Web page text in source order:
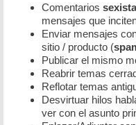
Comentarios
mensajes que
Enviar mensajes
sitio / producto (
Publicar el mismo
Reabrir temas
Reflotar temas
Desvirtuar hilos
ver con el asunto